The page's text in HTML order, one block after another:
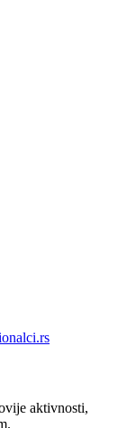
aktivnosti,